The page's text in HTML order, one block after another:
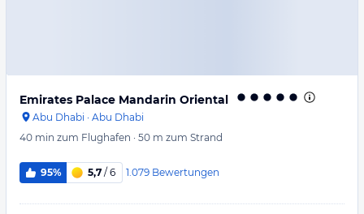
Emirates Palace Mandarin Oriental
Abu Dhabi · Abu Dhabi
40 min zum Flughafen · 50 m zum Strand
95% 5,7 / 6 1.079 Bewertungen